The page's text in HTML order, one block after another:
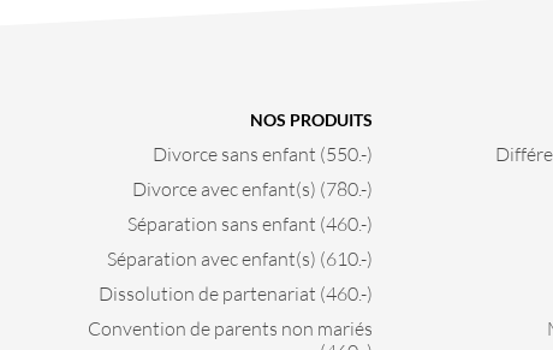
NOS PRODUITS
Divorce sans enfant (550.-)
Divorce avec enfant(s) (780.-)
Séparation sans enfant (460.-)
Séparation avec enfant(s) (610.-)
Dissolution de partenariat (460.-)
Convention de parents non mariés